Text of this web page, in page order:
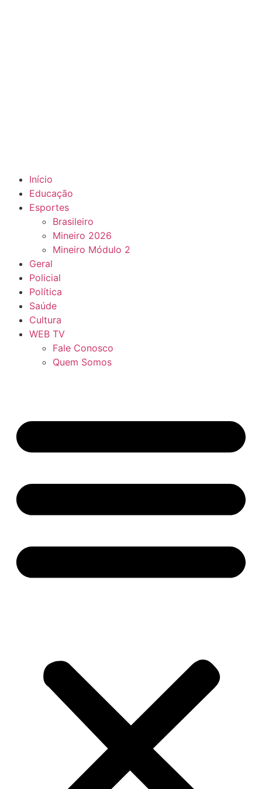
Início
Educação
Esportes
Brasileiro
Mineiro 2026
Mineiro Módulo 2
Geral
Policial
Política
Saúde
Cultura
WEB TV
Fale Conosco
Quem Somos